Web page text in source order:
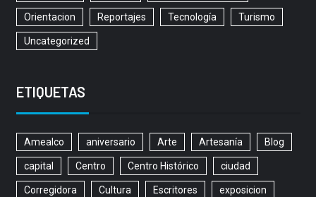
Orientacion Reportajes Tecnología Turismo
Uncategorized
ETIQUETAS
Amealco aniversario Arte Artesanía Blog
capital Centro Centro Histórico ciudad
Corregidora Cultura Escritores exposicion